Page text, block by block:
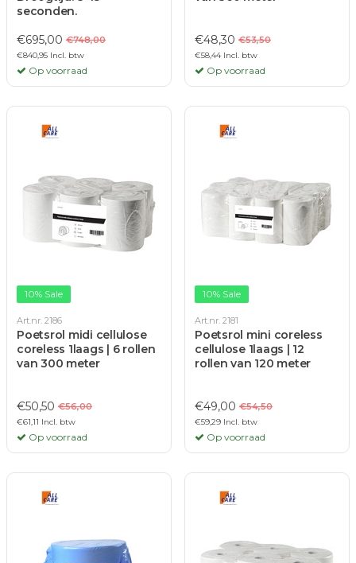
seconden.
€695,00 €748,00
€840,95 Incl. btw
Op voorraad
€48,30 €53,50
€58,44 Incl. btw
Op voorraad
10% Sale
Art.nr. 2186
Poetsrol midi cellulose
coreless 1laags | 6 rollen
van 300 meter
€50,50 €56,00
€61,11 Incl. btw
Op voorraad
10% Sale
Art.nr. 2181
Poetsrol mini coreless
cellulose 1laags | 12
rollen van 120 meter
€49,00 €54,50
€59,29 Incl. btw
Op voorraad